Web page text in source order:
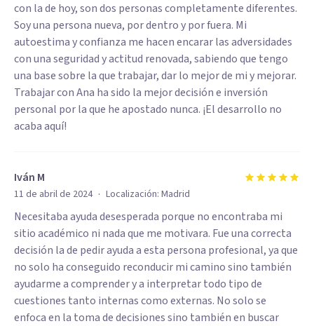
con la de hoy, son dos personas completamente diferentes.
Soy una persona nueva, por dentro y por fuera. Mi
autoestima y confianza me hacen encarar las adversidades
con una seguridad y actitud renovada, sabiendo que tengo
una base sobre la que trabajar, dar lo mejor de mi y mejorar.
Trabajar con Ana ha sido la mejor decisión e inversión
personal por la que he apostado nunca. ¡El desarrollo no
acaba aquí!
Iván M
11 de abril de 2024 · Localización: Madrid
Necesitaba ayuda desesperada porque no encontraba mi
sitio académico ni nada que me motivara. Fue una correcta
decisión la de pedir ayuda a esta persona profesional, ya que
no solo ha conseguido reconducir mi camino sino también
ayudarme a comprender y a interpretar todo tipo de
cuestiones tanto internas como externas. No solo se
enfoca en la toma de decisiones sino también en buscar